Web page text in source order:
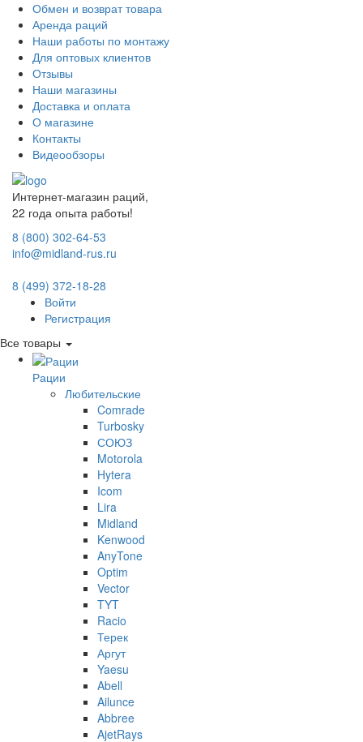
Обмен и возврат товара
Аренда раций
Наши работы по монтажу
Для оптовых клиентов
Отзывы
Наши магазины
Доставка и оплата
О магазине
Контакты
Видеообзоры
Интернет-магазин раций,
22 года опыта работы!
8 (800) 302-64-53
info@midland-rus.ru
8 (499) 372-18-28
Войти
Регистрация
Все товары
Рации
Любительские
Comrade
Turbosky
СОЮЗ
Motorola
Hytera
Icom
Lira
Midland
Kenwood
AnyTone
Optim
Vector
TYT
Racio
Терек
Аргут
Yaesu
Abell
Ailunce
Abbree
AjetRays